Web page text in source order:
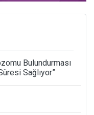
Bulundurması
Sağlıyor”